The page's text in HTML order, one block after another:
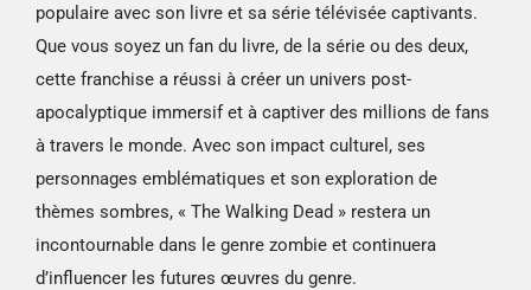
populaire avec son livre et sa série télévisée captivants.
Que vous soyez un fan du livre, de la série ou des deux,
cette franchise a réussi à créer un univers post-
apocalyptique immersif et à captiver des millions de fans
à travers le monde. Avec son impact culturel, ses
personnages emblématiques et son exploration de
thèmes sombres, « The Walking Dead » restera un
incontournable dans le genre zombie et continuera
d’influencer les futures œuvres du genre.